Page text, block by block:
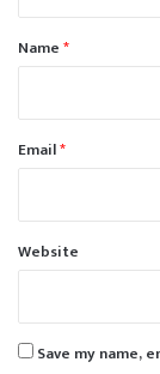
*Name*
Email*
Website
Save my name,